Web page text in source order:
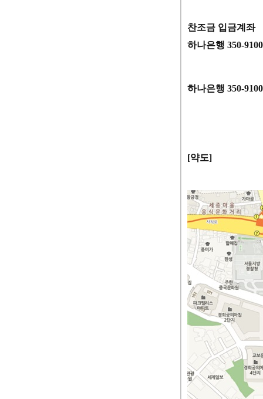
찬조금 입금계좌
하나은행 350-
하나은행 350-
[약도]